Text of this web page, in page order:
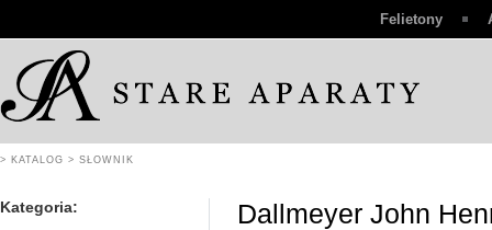
Felietony
> KATALOG > SŁOWNIK
Kategoria: Dallmeyer John